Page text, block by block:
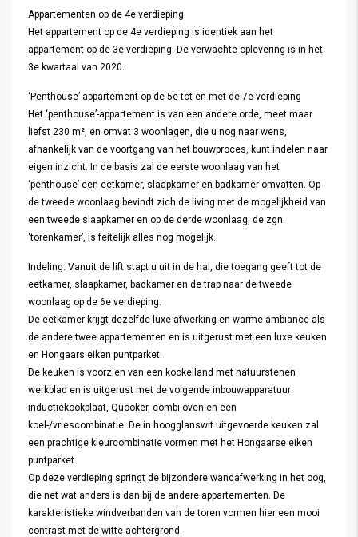
Appartementen op de 4e verdieping
Het appartement op de 4e verdieping is identiek aan het
appartement op de 3e verdieping. De verwachte oplevering is in het
3e kwartaal van 2020.
‘Penthouse’-appartement op de 5e tot en met de 7e verdieping
Het ‘penthouse’-appartement is van een andere orde, meet maar
liefst 230 m², en omvat 3 woonlagen, die u nog naar wens,
afhankelijk van de voortgang van het bouwproces, kunt indelen naar
eigen inzicht. In de basis zal de eerste woonlaag van het
‘penthouse’ een eetkamer, slaapkamer en badkamer omvatten. Op
de tweede woonlaag bevindt zich de living met de mogelijkheid van
een tweede slaapkamer en op de derde woonlaag, de zgn.
‘torenkamer’, is feitelijk alles nog mogelijk.
Indeling: Vanuit de lift stapt u uit in de hal, die toegang geeft tot de
eetkamer, slaapkamer, badkamer en de trap naar de tweede
woonlaag op de 6e verdieping.
De eetkamer krijgt dezelfde luxe afwerking en warme ambiance als
de andere twee appartementen en is uitgerust met een luxe keuken
en Hongaars eiken puntparket.
De keuken is voorzien van een kookeiland met natuurstenen
werkblad en is uitgerust met de volgende inbouwapparatuur:
inductiekookplaat, Quooker, combi-oven en een
koel-/vriescombinatie. De in hoogglanswit uitgevoerde keuken zal
een prachtige kleurcombinatie vormen met het Hongaarse eiken
puntparket.
Op deze verdieping springt de bijzondere wandafwerking in het oog,
die net wat anders is dan bij de andere appartementen. De
karakteristieke windverbanden van de toren vormen hier een mooi
contrast met de witte achtergrond.